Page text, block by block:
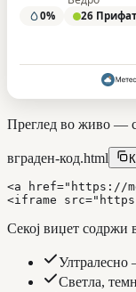
Преглед во живо —
вграден-код.html
<a href="https://
<iframe
Секој виџет содржи
Ултралесно
Светла,